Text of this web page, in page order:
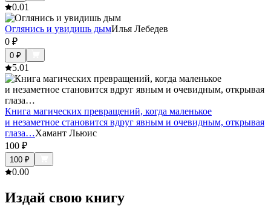
0.01
Оглянись и увидишь дымИлья Лебедев
0 ₽
0 ₽
5.01
Книга магических превращений, когда маленькое
и незаметное становится вдруг явным и очевидным, открывая
глаза…Хамант Льюис
100 ₽
100 ₽
0.00
Издай свою книгу